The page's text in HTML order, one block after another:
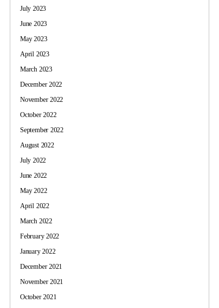
July 2023
June 2023
May 2023
April 2023
March 2023
December 2022
November 2022
October 2022
September 2022
August 2022
July 2022
June 2022
May 2022
April 2022
March 2022
February 2022
January 2022
December 2021
November 2021
October 2021